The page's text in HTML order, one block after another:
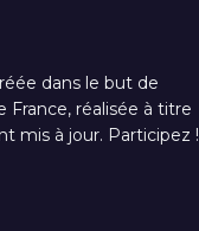
dans le but de
France, réalisée à titre
mis à jour. Participez !